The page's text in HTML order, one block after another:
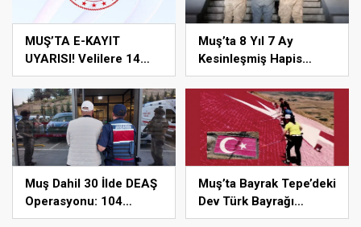
MUŞ’TA E-KAYIT
UYARISI! Velilere 14
Ağustos İçin Kritik Çağrı
Muş’ta 8 Yıl 7 Ay
Kesinleşmiş Hapis
Cezası Bulunan Şahıs
Yakalandı
Muş Dahil 30 İlde DEAŞ
Operasyonu: 104
Şüpheli Yakalandı
Muş’ta Bayrak Tepe’deki
Dev Türk Bayrağı
Yenilendi